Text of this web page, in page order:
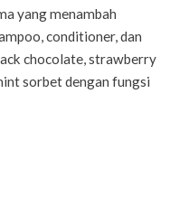
yang menambah
conditioner, dan
chocolate, strawberry
sorbet dengan fungsi